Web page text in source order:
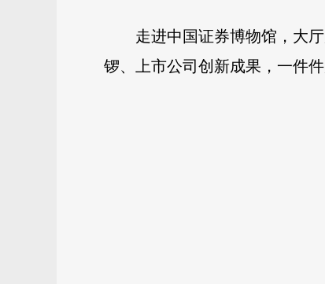
走进中国证券博物馆，大
锣、上市公司创新成果，一件